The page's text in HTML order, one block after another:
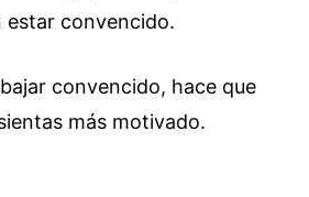
estar convencido.
convencido, hace que
más motivado.